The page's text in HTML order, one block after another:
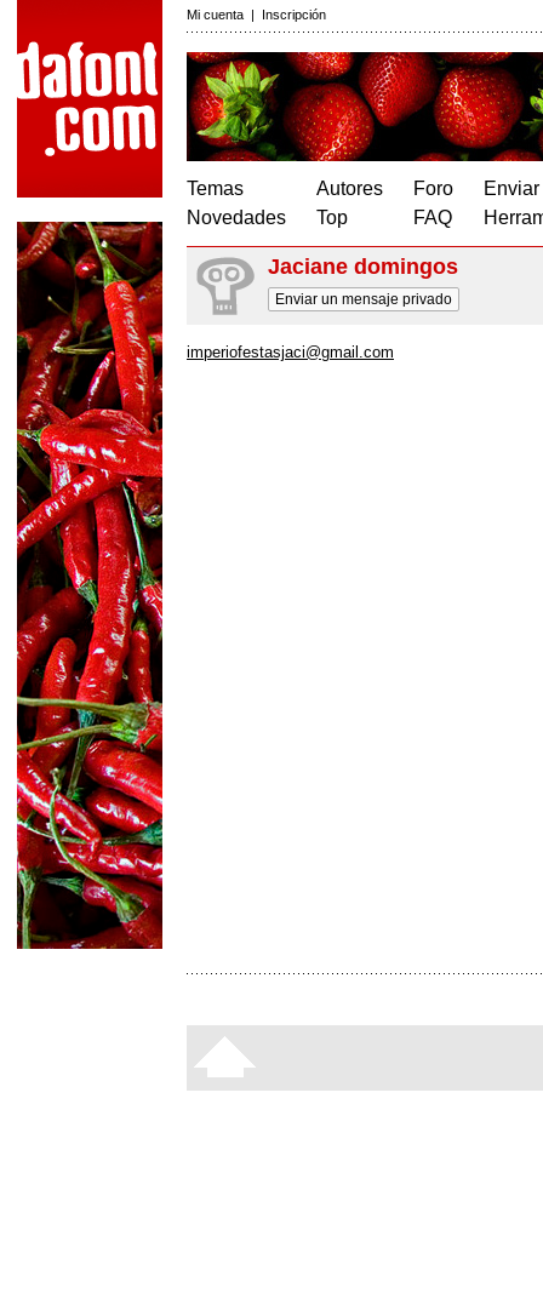
Mi cuenta | Inscripción
Temas
Novedades
Autores
Top
Foro
FAQ
Jaciane domingos
Enviar un mensaje privado
imperiofestasjaci@gmail.com